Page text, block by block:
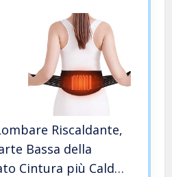
Riscaldante,
Bassa della
Cintura più Calda